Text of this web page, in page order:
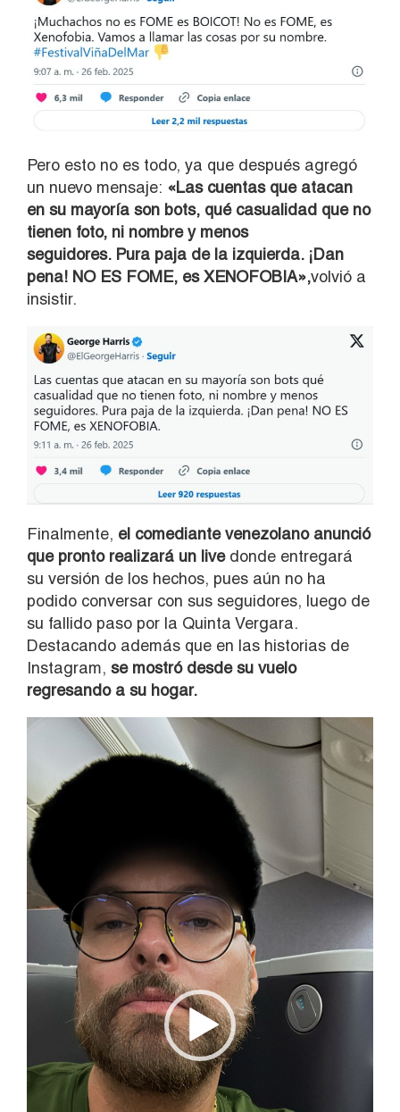
Pero esto no es todo, ya que después agregó
un nuevo mensaje: «Las cuentas que atacan
en su mayoría son bots, qué casualidad que no
tienen foto, ni nombre y menos
seguidores. Pura paja de la izquierda. ¡Dan
pena! NO ES FOME, es XENOFOBIA»,volvió a
insistir.
Finalmente, el comediante venezolano anunció
que pronto realizará un livedonde entregará
su versión de los hechos, pues aún no ha
podido conversar con sus seguidores, luego de
su fallido paso por la Quinta Vergara.
Destacando además que en las historias de
Instagram, se mostró desde su vuelo
regresando a su hogar.
Reproductor